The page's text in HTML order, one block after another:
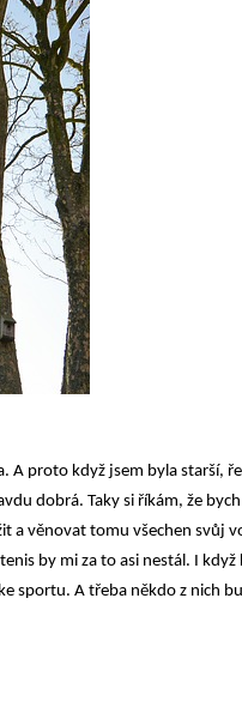
proto když jsem byla starší,
dobrá. Taky si říkám, že
věnovat tomu všechen svůj
by mi za to asi nestál. I
sportu. A třeba někdo z nich